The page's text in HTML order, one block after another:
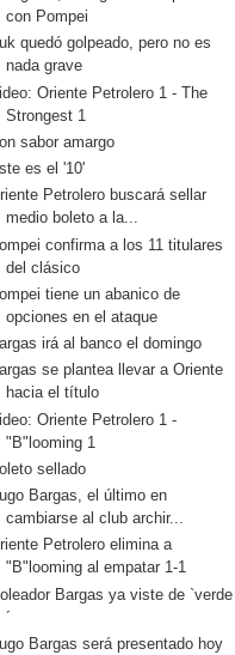
con Pompei
quedó golpeado, pero no es
nada grave
Oriente Petrolero 1 - The
Strongest 1
sabor amargo
es el '10'
Petrolero buscará sellar
medio boleto a la...
confirma a los 11 titulares
del clásico
tiene un abanico de
opciones en el ataque
irá al banco el domingo
se plantea llevar a Oriente
hacia el título
Oriente Petrolero 1 -
"B"looming 1
sellado
Bargas, el último en
cambiarse al club archir...
Petrolero elimina a
"B"looming al empatar 1-1
Bargas ya viste de `verde
´
Bargas será presentado hoy